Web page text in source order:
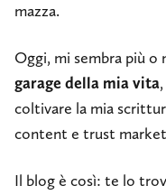
mazza.
Oggi, mi sembra più o
garage della mia vita
coltivare la mia
content e trust
Il blog è così: te lo